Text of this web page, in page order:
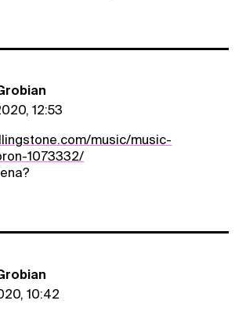
12:53
music/music-
1073332/
10:42